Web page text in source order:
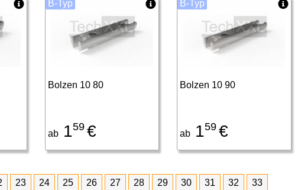
Bolzen 10 80
ab159 €
B-Typ
Bolzen 10 90
ab 159 €
B-Typ
23 24 25 26 27 28 29 30 31 32
33